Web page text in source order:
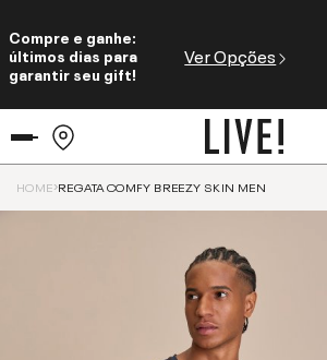
Compre e ganhe:
últimos dias para
garantir seu gift!
Ver Opções
HOME REGATA COMFY BREEZY SKIN MEN